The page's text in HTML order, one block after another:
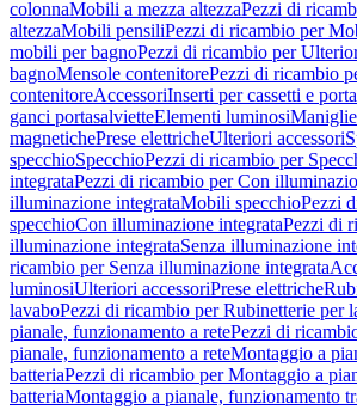
colonnaMobili a mezza altezzaPezzi di
altezzaMobili pensiliPezzi di ricambio per
mobili per bagnoPezzi di ricambio per
bagnoMensole contenitorePezzi di ricambio
contenitoreAccessoriInserti per cassetti e
ganci portasalvietteElementi luminosiManiglie
magnetichePrese elettricheUlteriori accessori
specchioSpecchioPezzi di ricambio per
integrataPezzi di ricambio per Con
illuminazione integrataMobili specchioPezzi
specchioCon illuminazione integrataPezzi di
illuminazione integrataSenza illuminazione
ricambio per Senza illuminazione integrata
luminosiUlteriori accessoriPrese elettriche
lavaboPezzi di ricambio per Rubinetterie per
pianale, funzionamento a retePezzi di
pianale, funzionamento a reteMontaggio a
batteriaPezzi di ricambio per Montaggio a
batteriaMontaggio a pianale, funzionamento